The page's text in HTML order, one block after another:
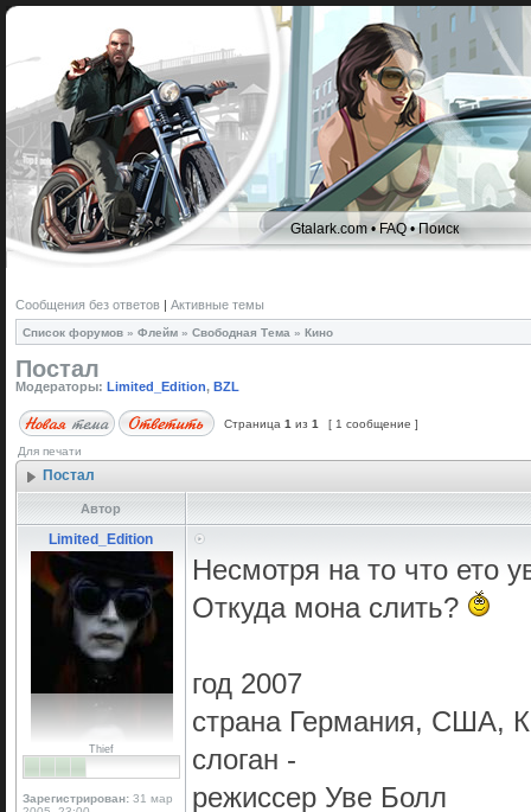
Gtalark.com •FAQ•Поиск
Сообщения без ответов | Активные темы
Список форумов » Флейм » Свободная Тема » Кино
Постал
Модераторы: Limited_Edition, BZL
Страница 1 из 1 [ 1 сообщение ]
Для печати
Постал
Автор
Limited_Edition
Thief
Зарегистрирован: 31 мар
Несмотря на то что ето
Откуда мона слить?
год 2007
страна Германия, США,
слоган -
режиссер Уве Болл